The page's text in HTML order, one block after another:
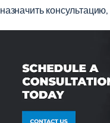
назначить консультацию,